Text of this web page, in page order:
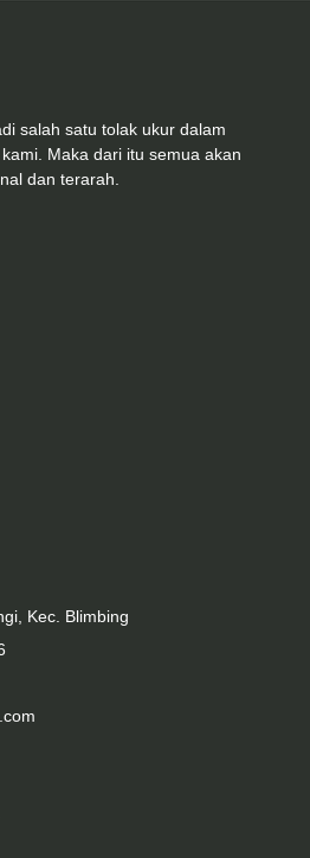
salah satu tolak ukur dalam
Maka dari itu semua akan
dan terarah.
Kec. Blimbing